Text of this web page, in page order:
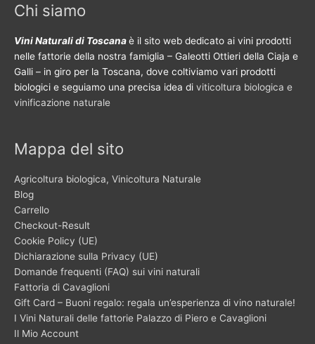
Chi siamo
Vini Naturali di Toscanaè il sito web dedicato ai vini prodotti
nelle fattorie della nostra famiglia – Galeotti Ottieri della Ciaja e
Galli – in giro per la Toscana, dove coltiviamo vari prodotti
biologici e seguiamo una precisa idea di viticoltura biologica e
vinificazione naturale
Mappa del sito
Agricoltura biologica, Vinicoltura Naturale
Blog
Carrello
Checkout-Result
Cookie Policy (UE)
Dichiarazione sulla Privacy (UE)
Domande frequenti (FAQ) sui vini naturali
Fattoria di Cavaglioni
Gift Card – Buoni regalo: regala un’esperienza di vino naturale!
I Vini Naturali delle fattorie Palazzo di Piero e Cavaglioni
Il Mio Account